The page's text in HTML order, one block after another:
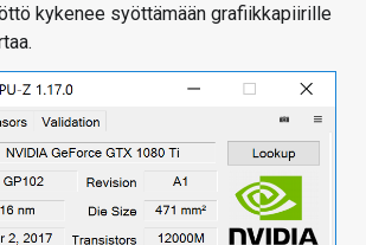
kykenee syöttämään grafiikkapiirille